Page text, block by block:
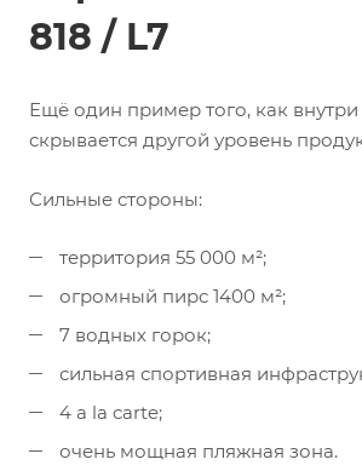
818 / L7
Ещё один пример того, как
скрывается другой уровень
Сильные стороны:
территория 55 000 м²;
огромный пирс 1400 м²;
7 водных горок;
сильная спортивная
4 a la carte;
очень мощная пляжная зона.